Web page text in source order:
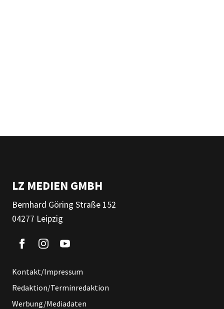
LZ MEDIEN GMBH
Bernhard Göring Straße 152
04277 Leipzig
Kontakt/Impressum
Redaktion/Terminredaktion
Werbung/Mediadaten